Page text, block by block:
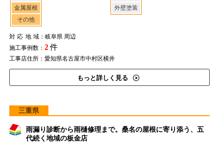
金属屋根
その他
外壁塗装
対応地域：岐阜県 周辺
施工事例数： 2件
工事店住所：愛知県名古屋市中村区横井
もっと詳しく見る
三重県
雨漏り診断から雨樋修理まで。桑名の屋根に寄り添う、五
代続く地域の板金店